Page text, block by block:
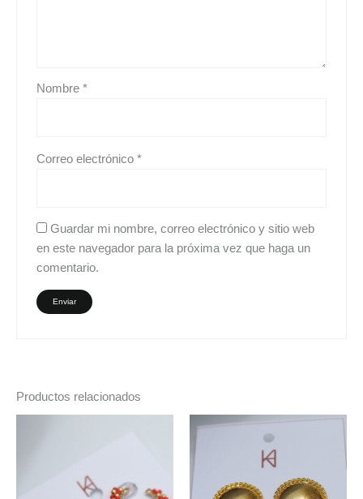
Nombre*
Correo electrónico*
Guardar mi nombre, correo electrónico y sitio web
en este navegador para la próxima vez que haga un
comentario.
Productos relacionados